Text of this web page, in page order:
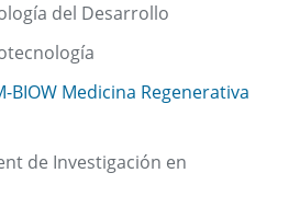
del Desarrollo
BIOW Medicina Regenerativa
de Investigación en